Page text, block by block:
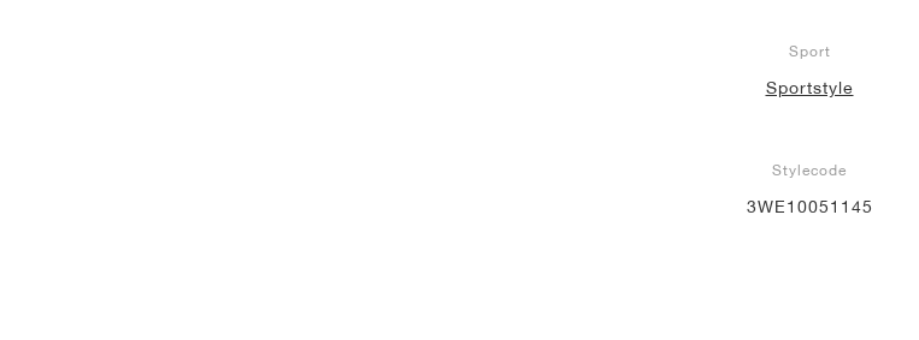
Sport
Sportstyle
Stylecode
3WE10051145